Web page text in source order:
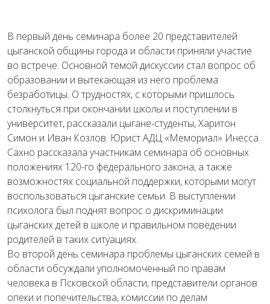
В первый день семинара более 20 представителей
цыганской общины города и области приняли участие
во встрече. Основной темой дискуссии стал вопрос об
образовании и вытекающая из него проблема
безработицы. О трудностях, с которыми пришлось
столкнуться при окончании школы и поступлении в
университет, рассказали цыгане-студенты, Харитон
Симон и Иван Козлов. Юрист АДЦ «Мемориал» Инесса
Сахно рассказала участникам семинара об основных
положениях 120-го федерального закона, а также
возможностях социальной поддержки, которыми могут
воспользоваться цыганские семьи. В выступлении
психолога был поднят вопрос о дискриминации
цыганских детей в школе и правильном поведении
родителей в таких ситуациях.
Во второй день семинара проблемы цыганских семей в
области обсуждали уполномоченный по правам
человека в Псковской области, представители органов
опеки и попечительства, комиссии по делам